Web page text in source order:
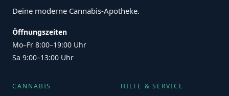
Deine moderne Cannabis-Apotheke.
Öffnungszeiten
Mo–Fr 8:00–19:00 Uhr
Sa 9:00–13:00 Uhr
CANNABIS HILFE & SERVICE